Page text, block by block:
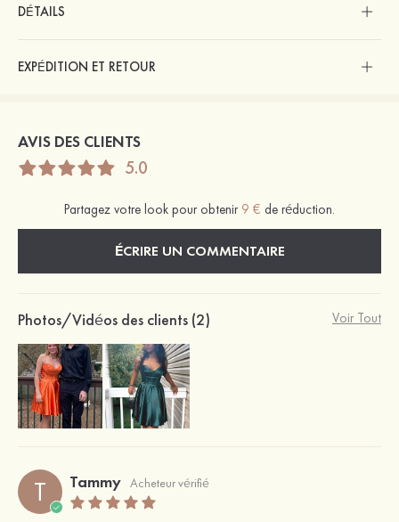
DÉTAILS
EXPÉDITION ET RETOUR
AVIS DES CLIENTS
5.0
Partagez votre look pour obtenir 9 € de réduction.
ÉCRIRE UN COMMENTAIRE
Photos/Vidéos des clients (2) Voir Tout
T Tammy Acheteur vérifié